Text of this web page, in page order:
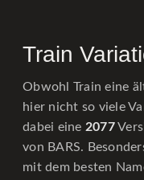
Train
Obwohl Train eine
hier nicht so viele
dabei eine 2077
von BARS.
mit dem besten